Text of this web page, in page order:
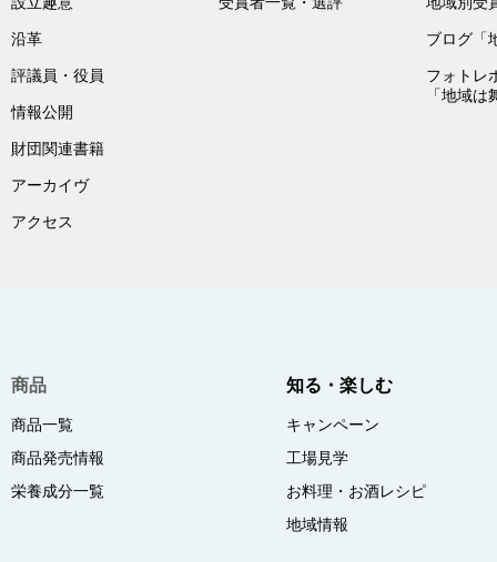
沿革
評議員・役員
情報公開
財団関連書籍
アーカイヴ
アクセス
ブログ「
フォトレ
「地域は
商品
商品一覧
商品発売情報
栄養成分一覧
知る・楽しむ
キャンペーン
工場見学
お料理・お酒レシピ
地域情報